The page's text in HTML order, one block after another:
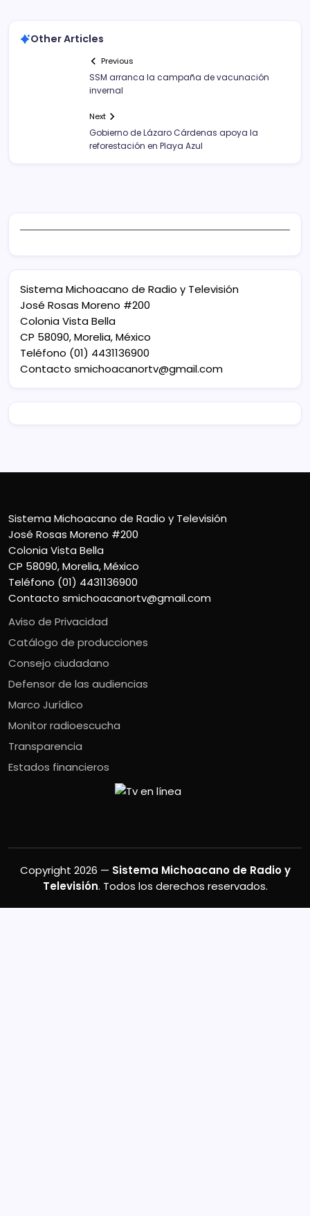
Other Articles
Previous
SSM arranca la campaña de vacunación
invernal
Next
Gobierno de Lázaro Cárdenas apoya la
reforestación en Playa Azul
Sistema Michoacano de Radio y Televisión
José Rosas Moreno #200
Colonia Vista Bella
CP 58090, Morelia, México
Teléfono (01) 4431136900
Contacto smichoacanortv@gmail.com
Sistema Michoacano de Radio y Televisión
José Rosas Moreno #200
Colonia Vista Bella
CP 58090, Morelia, México
Teléfono (01) 4431136900
Contacto smichoacanortv@gmail.com
Aviso de Privacidad
Catálogo de producciones
Consejo ciudadano
Defensor de las audiencias
Marco Jurídico
Monitor radioescucha
Transparencia
Estados financieros
Copyright 2026 — Sistema Michoacano de Radio y
Televisión. Todos los derechos reservados.